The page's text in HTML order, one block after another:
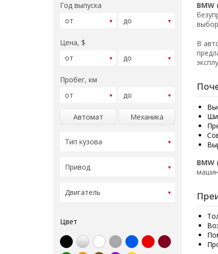
Год выпуска
Цена, $
Пробег, км
Автомат Механика
Цвет
В